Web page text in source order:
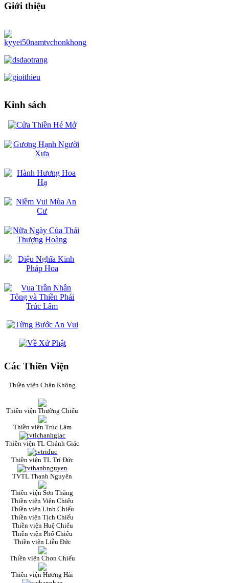
Giới thiệu
Kinh sách
Các Thiền Viện
Thiền viện Chân Không
Thiền viện Thường Chiếu
Thiền viện Trúc Lâm
Thiền viện TL Chánh Giác
Thiền viện TL Trí Đức
TVTL Thanh Nguyên
Thiền viện Sơn Thắng
Thiền viện Viên Chiếu
Thiền viện Linh Chiếu
Thiền viện Tịch Chiếu
Thiền viện Huệ Chiếu
Thiền viện Phổ Chiếu
Thiền viện Liễu Đức
Thiền viện Chơn Chiếu
Thiền viện Hương Hải